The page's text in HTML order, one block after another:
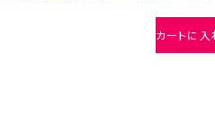
カートに入